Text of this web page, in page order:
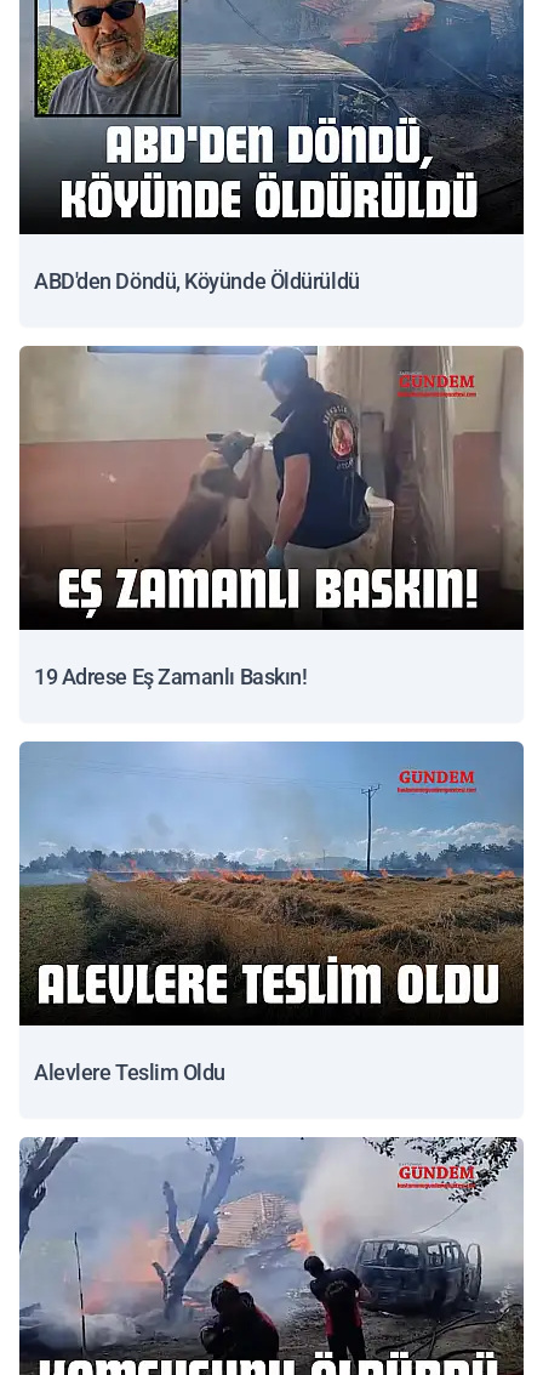
ABD'den Döndü, Köyünde Öldürüldü
19 Adrese Eş Zamanlı Baskın!
Alevlere Teslim Oldu